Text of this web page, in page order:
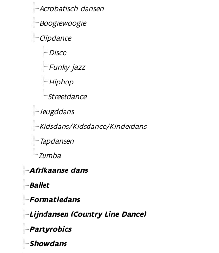
Acrobatisch dansen
Boogiewoogie
Clipdance
Disco
Funky jazz
Hiphop
Streetdance
Jeugddans
Kidsdans/Kidsdance/Kinderdans
Tapdansen
Zumba
Afrikaanse dans
Ballet
Formatiedans
Lijndansen (Country Line Dance)
Partyrobics
Showdans